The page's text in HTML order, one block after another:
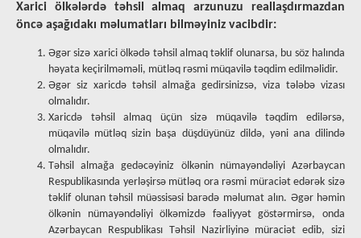
Xarici ölkələrdə təhsil almaq arzunuzu reallaşdırmazdan
öncə aşağıdakı məlumatları bilməyiniz vacibdir:
Əgər sizə xarici ölkədə təhsil almaq təklif olunarsa, bu söz halında
həyata keçirilməməli, mütləq rəsmi müqavilə təqdim edilməlidir.
Əgər siz xaricdə təhsil almağa gedirsinizsə, viza tələbə vizası
olmalıdır.
Xaricdə təhsil almaq üçün sizə müqavilə təqdim edilərsə,
müqavilə mütləq sizin başa düşdüyünüz dildə, yəni ana dilində
olmalıdır.
Təhsil almağa gedəcəyiniz ölkənin nümayəndəliyi Azərbaycan
Respublikasında yerləşirsə mütləq ora rəsmi müraciət edərək sizə
təklif olunan təhsil müəssisəsi barədə məlumat alın. Əgər həmin
ölkənin nümayəndəliyi ölkəmizdə fəaliyyət göstərmirsə, onda
Azərbaycan Respublikası Təhsil Nazirliyinə müraciət edib, sizi